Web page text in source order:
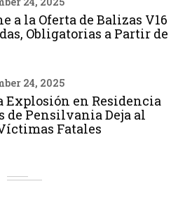
a la Oferta de Balizas V16
Obligatorias a Partir de
24, 2025
Explosión en Residencia
de Pensilvania Deja al
Fatales